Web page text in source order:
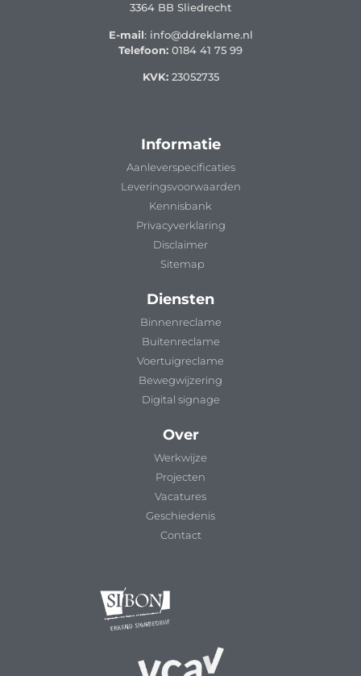
3364 BB Sliedrecht
E-mail: info@ddreklame.nl
Telefoon: 0184 41 75 99
KVK: 23052735
Informatie
Aanleverspecificaties
Leveringsvoorwaarden
Kennisbank
Privacyverklaring
Disclaimer
Sitemap
Diensten
Binnenreclame
Buitenreclame
Voertuigreclame
Bewegwijzering
Digital signage
Over
Werkwijze
Projecten
Vacatures
Geschiedenis
Contact